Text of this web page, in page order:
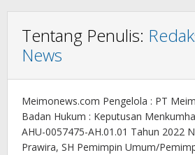
Tentang Penulis:
News
Meimonews.com Pengelola : PT
Badan Hukum : Keputusan
AHU-0057475-AH.01.01 Tahun 2022
Prawira, SH Pemimpin Umum/